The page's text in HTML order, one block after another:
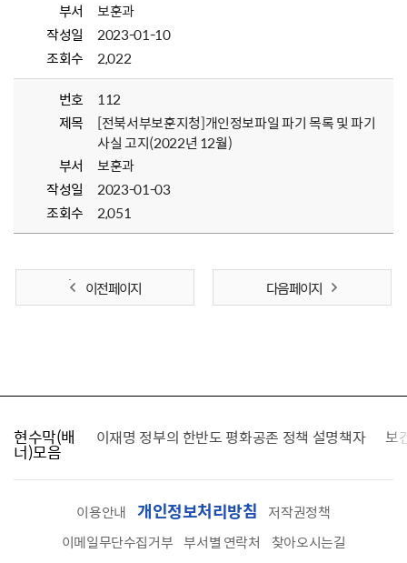
부서
보훈과
작성일
2023-01-10
조회수
2,022
번호
112
제목
[전북서부보훈지청]개인정보파일 파기 목록 및 파기
사실 고지(2022년 12월)
부서
보훈과
작성일
2023-01-03
조회수
2,051
이전 페이지 다음 페이지
현수막(배
너)모음
찾습니다 이재명 정부의 한반도 평화공존 정책 설명책자 보
이용안내 개인정보처리방침
저작권정책
이메일무단수집거부 부서별 연락처 찾아오시는길